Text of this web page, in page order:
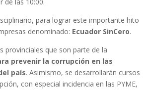
de las 10:00.
para lograr este importante hito
denominado: Ecuador SinCero.
provinciales que son parte de la
prevenir la corrupción en las
país. Asimismo, se desarrollarán cursos
con especial incidencia en las PYME,